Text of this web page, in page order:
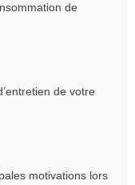
de
de votre
motivations lors